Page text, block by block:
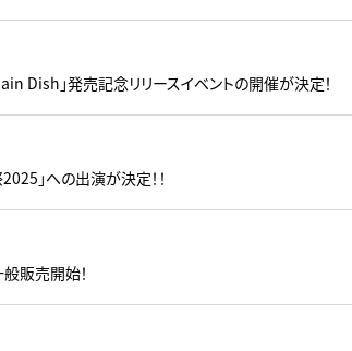
Dish」発売記念リリースイベントの開催が決定！
」への出演が決定！！
販売開始！